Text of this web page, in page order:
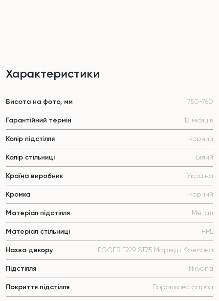
Характеристики
Висота на фото, мм 750-760
Гарантійний термін 12 місяців
Колір підстілля Чорний
Колір стільниці Білий
Країна виробник Україна
Кромка Чорний
Матеріал підстілля Метал
Матеріал стільниці HPL
Назва декору EGGER F229 ST75 Мармур Кремона
Підстілля Nirvana
Покриття підстілля Порошкова фарба